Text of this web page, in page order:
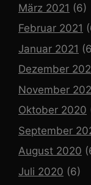
März 2021 (6)
Februar 2021
Januar 2021
Dezember
November
Oktober 2020
September
August 2020
Juli 2020 (6)